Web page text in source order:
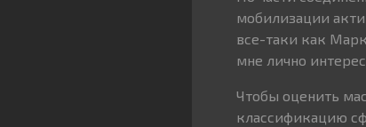
мобилизации
все-таки как
мне лично
Чтобы оценить
классификацию